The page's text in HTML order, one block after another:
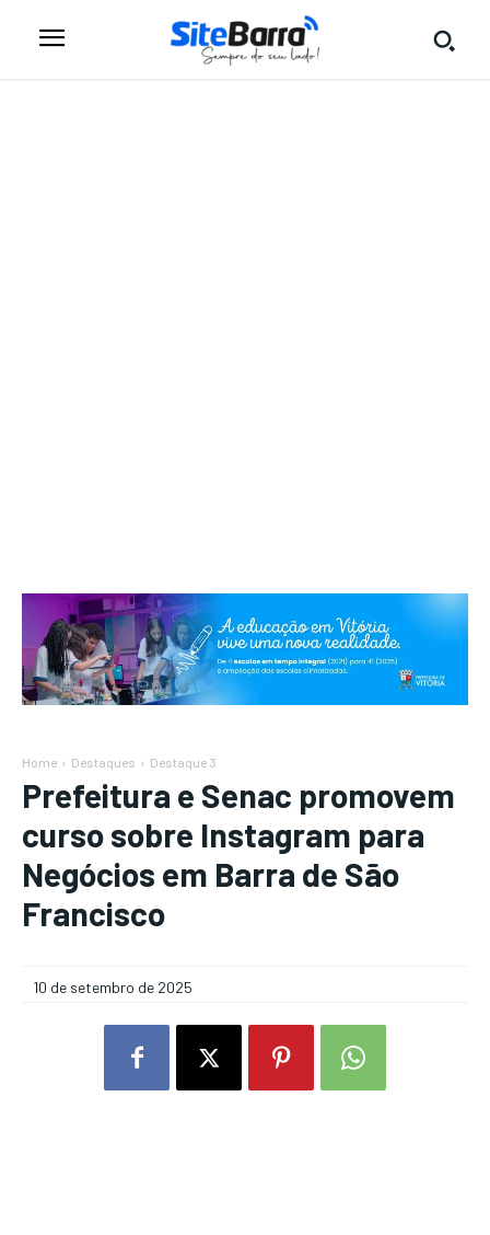
Home Destaques Destaque 3
Prefeitura e Senac promovem
curso sobre Instagram para
Negócios em Barra de São
Francisco
10 de setembro de 2025